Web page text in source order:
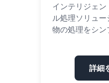
インテリジェ
ル処理ソリュ
物の処理をシン
詳細